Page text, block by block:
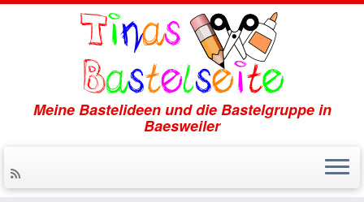
Meine Bastelideen und die Bastelgruppe in
Baesweiler